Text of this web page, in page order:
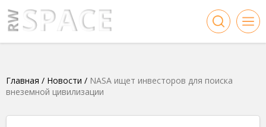
Главная / Новости / NASA ищет инвесторов для поиска
внеземной цивилизации